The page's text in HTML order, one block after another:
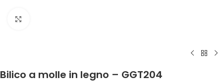
Bilico a molle in legno – GGT204